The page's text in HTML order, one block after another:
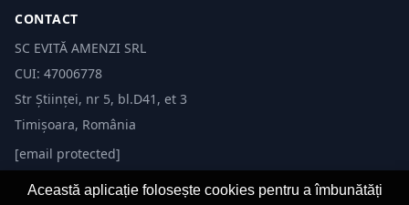
CONTACT
SC EVITĂ AMENZI SRL
CUI: 47006778
Str Științei, nr 5, bl.D41, et 3
Timișoara, România
[email protected]
Această aplicație folosește cookies pentru a îmbunătăți